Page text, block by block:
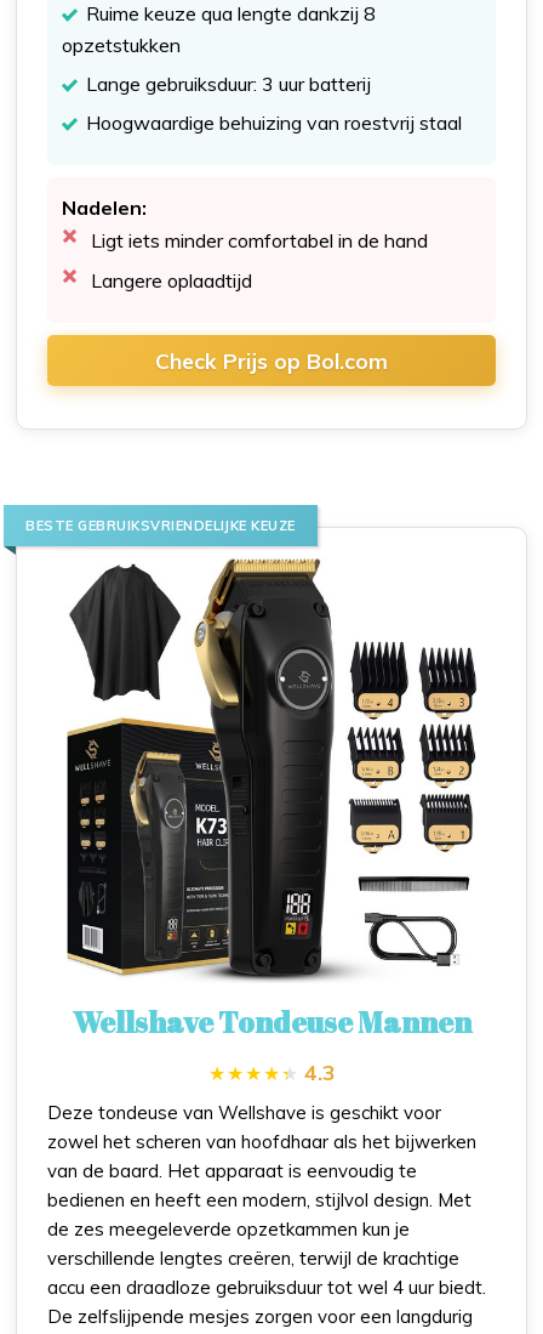
Ruime keuze qua lengte dankzij 8
opzetstukken
Lange gebruiksduur: 3 uur batterij
Hoogwaardige behuizing van roestvrij staal
Nadelen:
Ligt iets minder comfortabel in de hand
Langere oplaadtijd
Check Prijs op Bol.com
BESTE GEBRUIKSVRIENDELIJKE KEUZE
Wellshave Tondeuse Mannen
4.3
Deze tondeuse van Wellshave is geschikt voor
zowel het scheren van hoofdhaar als het bijwerken
van de baard. Het apparaat is eenvoudig te
bedienen en heeft een modern, stijlvol design. Met
de zes meegeleverde opzetkammen kun je
verschillende lengtes creëren, terwijl de krachtige
accu een draadloze gebruiksduur tot wel 4 uur biedt.
De zelfslijpende mesjes zorgen voor een langdurig